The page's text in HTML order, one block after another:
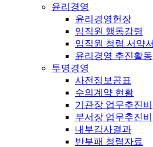
윤리경영
윤리경영헌장
임직원 행동강령
임직원 청렴 서약서
윤리경영 추진활동
투명경영
사전정보공표
수의계약 현황
기관장 업무추진비
부서장 업무추진비
내부감사결과
반부패 청렴자료